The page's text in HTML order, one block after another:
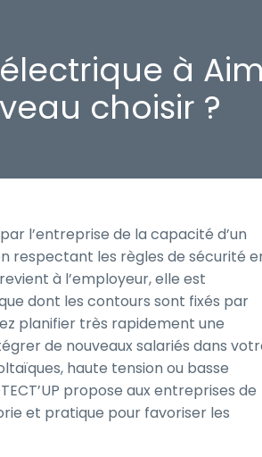
à
choisir ?
l’entreprise de la capacité d’un
respectant les règles de sécurité
à l’employeur, elle est
dont les contours sont fixés par
planifier très rapidement une
de nouveaux salariés dans
haute tension ou basse
propose aux entreprises de
et pratique pour favoriser les